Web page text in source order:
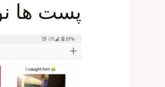
پست ها